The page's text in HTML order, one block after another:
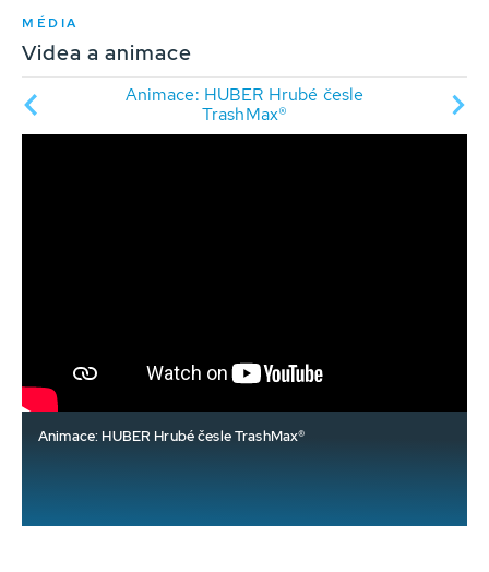
MÉDIA
Videa a animace
Animace: HUBER Hrubé česle
TrashMax®
Animace: HUBER Hrubé česle TrashMax®